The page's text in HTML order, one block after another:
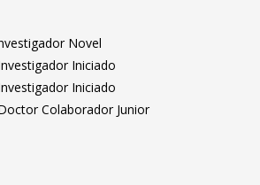
Novel
Iniciado
Iniciado
Colaborador Junior